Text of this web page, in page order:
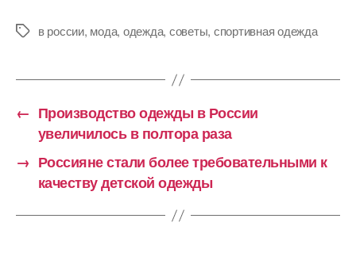
Меткив россии, мода, одежда, советы, спортивная одежда
← Производство одежды в России
увеличилось в полтора раза
→ Россияне стали более требовательными к
качеству детской одежды